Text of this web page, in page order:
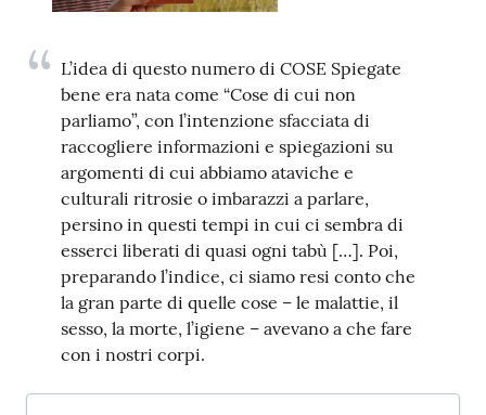
Calendario
Online
Bambini
ragazzi
L’idea di questo numero di COSE Spiegate
bene era nata come “Cose di cui non
parliamo”, con l’intenzione sfacciata di
raccogliere informazioni e spiegazioni su
argomenti di cui abbiamo ataviche e
culturali ritrosie o imbarazzi a parlare,
persino in questi tempi in cui ci sembra di
esserci liberati di quasi ogni tabù […]. Poi,
preparando l’indice, ci siamo resi conto che
la gran parte di quelle cose – le malattie, il
sesso, la morte, l’igiene – avevano a che fare
con i nostri corpi.